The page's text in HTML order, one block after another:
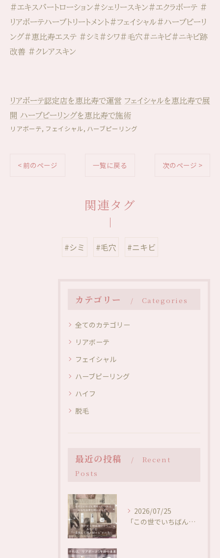
#エキスパートローション#シェリースキン#エクラボーテ #
リアボーテハーブトリートメント#フェイシャル#ハーブピーリ
ング#恵比寿エステ #シミ#シワ#毛穴#ニキビ#ニキビ跡
改善 #クレアスキン
リアボーテ認定店を恵比寿で運営 フェイシャルを恵比寿で展
開 ハーブピーリングを恵比寿で施術
リアボーテ フェイシャル ハーブピーリング
< 前のページ 一覧に戻る 次のページ >
関連タグ
#シミ #毛穴 #ニキビ
カテゴリー Categories
全てのカテゴリー
リアボーテ
フェイシャル
ハーブピーリング
ハイフ
脱毛
最近の投稿
Recent
Posts
2026/07/25
「この世でいちばん素晴らしい色は、あなた自身を輝かせる色」✨